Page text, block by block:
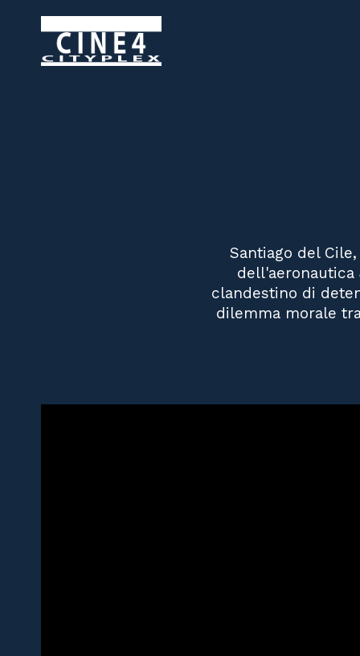
Santiago del
clandestino di
dilemma morale